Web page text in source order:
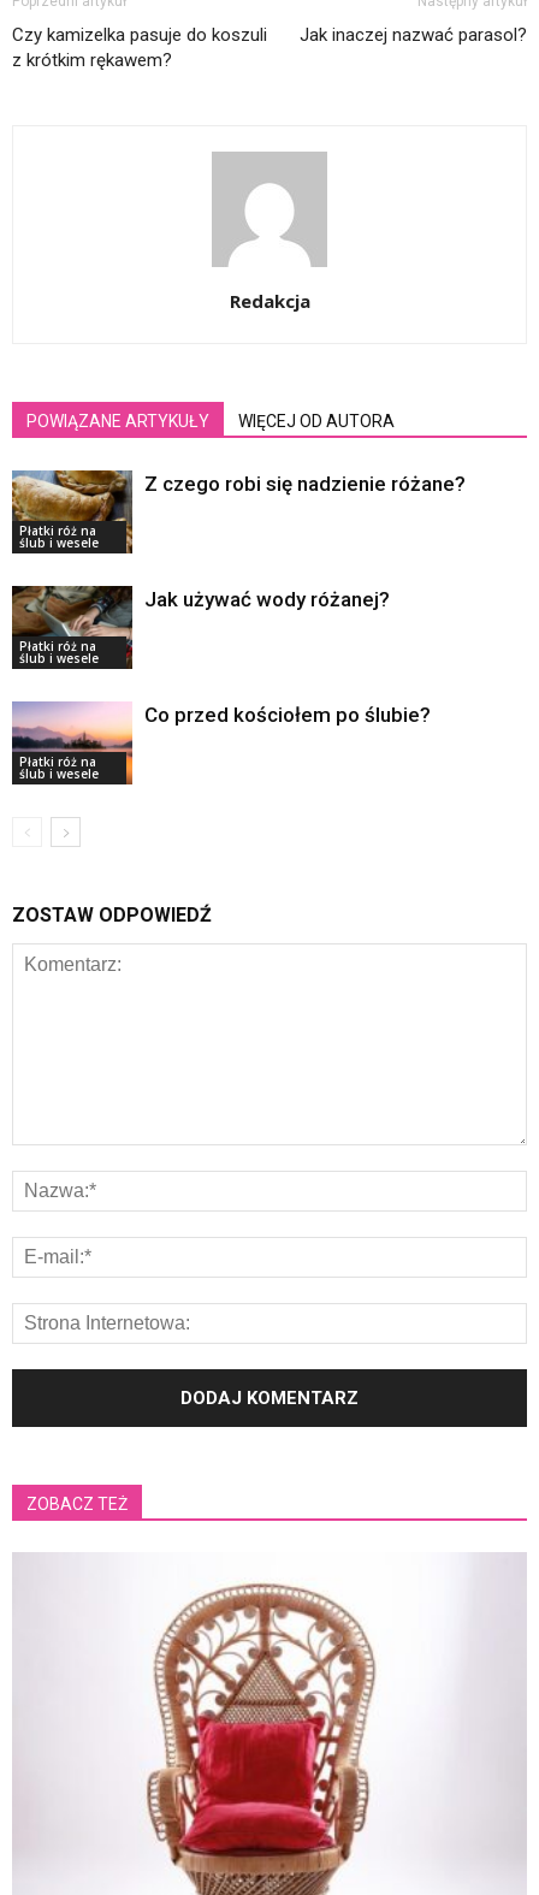
Czy kamizelka pasuje do koszuli
z krótkim rękawem?
Jak inaczej nazwać parasol?
Redakcja
POWIĄZANE ARTYKUŁY WIĘCEJ OD AUTORA
Płatki róż na
ślub i wesele
Z czego robi się nadzienie różane?
Płatki róż na
ślub i wesele
Jak używać wody różanej?
Płatki róż na
ślub i wesele
Co przed kościołem po ślubie?
ZOSTAW ODPOWIEDŹ
ZOBACZ TEŻ